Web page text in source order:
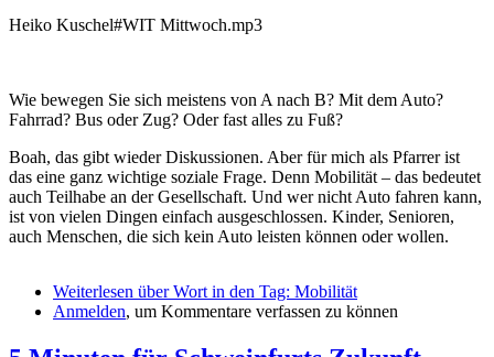
Heiko Kuschel#WIT Mittwoch.mp3
Wie bewegen Sie sich meistens von A nach B? Mit dem Auto?
Fahrrad? Bus oder Zug? Oder fast alles zu Fuß?
Boah, das gibt wieder Diskussionen. Aber für mich als Pfarrer ist
das eine ganz wichtige soziale Frage. Denn Mobilität – das bedeutet
auch Teilhabe an der Gesellschaft. Und wer nicht Auto fahren kann,
ist von vielen Dingen einfach ausgeschlossen. Kinder, Senioren,
auch Menschen, die sich kein Auto leisten können oder wollen.
Weiterlesen über Wort in den Tag: Mobilität
Anmelden, um Kommentare verfassen zu können